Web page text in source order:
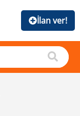
İlan ver!